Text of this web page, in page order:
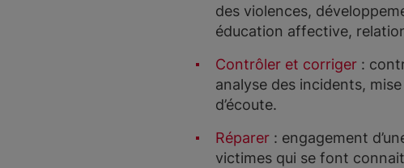
des violences,
éducation affective,
Contrôler et corriger :
analyse des incidents,
d’écoute.
Réparer : engagement
victimes qui se font